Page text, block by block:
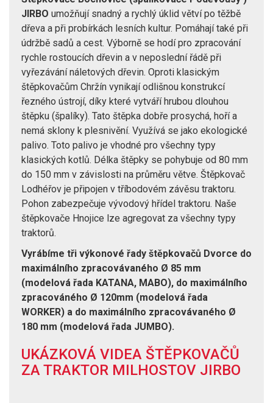
JIRBO umožňují snadný a rychlý úklid větví po těžbě
dřeva a při probírkách lesních kultur. Pomáhají také při
údržbě sadů a cest. Výborně se hodí pro zpracování
rychle rostoucích dřevin a v neposlední řádě při
vyřezávání náletových dřevin. Oproti klasickým
štěpkovačům Chržín vynikají odlišnou konstrukcí
řezného ústrojí, díky které vytváří hrubou dlouhou
štěpku (špalíky). Tato štěpka dobře prosychá, hoří a
nemá sklony k plesnivění. Využívá se jako ekologické
palivo. Toto palivo je vhodné pro všechny typy
klasických kotlů. Délka štěpky se pohybuje od 80 mm
do 150 mm v závislosti na průměru větve. Štěpkovač
Lodhéřov je připojen v tříbodovém závěsu traktoru.
Pohon zabezpečuje vývodový hřídel traktoru. Naše
štěpkovače Hnojice lze agregovat za všechny typy
traktorů.
Vyrábíme tři výkonové řady štěpkovačů Dvorce do
maximálního zpracovávaného Ø 85 mm
(modelová řada KATANA, MABO), do maximálního
zpracováného Ø 120mm (modelová řada
WORKER) a do maximálního zpracovávaného Ø
180 mm (modelová řada JUMBO).
UKÁZKOVÁ VIDEA ŠTĚPKOVAČŮ
ZA TRAKTOR MILHOSTOV JIRBO